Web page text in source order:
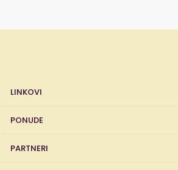
LINKOVI
PONUDE
PARTNERI